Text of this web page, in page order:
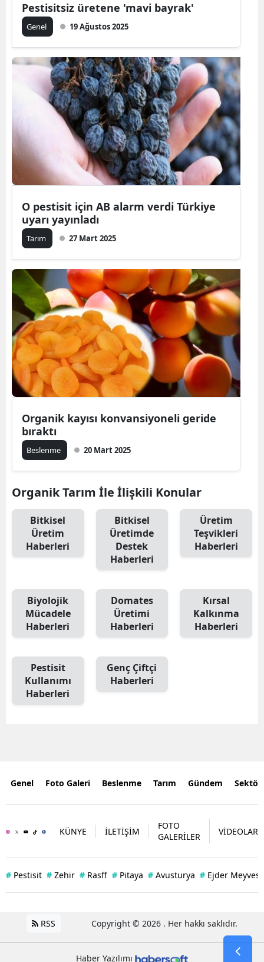
Pestisitsiz üretene 'mavi bayrak'
Genel 19 Ağustos 2025
O pestisit için AB alarm verdi Türkiye
uyarı yayınladı
Tarım 27 Mart 2025
Organik kayısı konvansiyoneli geride
bıraktı
Beslenme 20 Mart 2025
Organik Tarım İle İlişkili Konular
Bitkisel
Üretim
Haberleri
Bitkisel
Üretimde
Destek
Haberleri
Üretim
Teşvikleri
Haberleri
Biyolojik
Mücadele
Haberleri
Domates
Üretimi
Haberleri
Kırsal
Kalkınma
Haberleri
Pestisit
Kullanımı
Haberleri
Genç Çiftçi
Haberleri
Genel Foto Galeri Beslenme Tarım Gündem
KÜNYE İLETİŞİM
FOTO
GALERİLER
VİDEOLAR
# Pestisit # Zehir # Rasff # Pitaya # Avusturya # Ejder Meyvesi
RSS Copyright © 2026 . Her hakkı saklıdır.
Haber Yazılımı